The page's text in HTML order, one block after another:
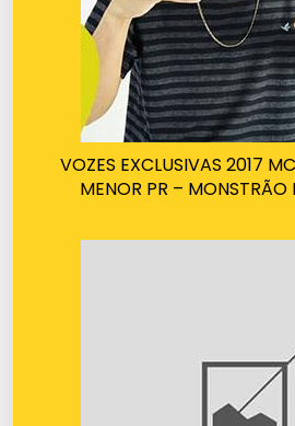
VOZES EXCLUSIVAS 2017
MENOR PR –